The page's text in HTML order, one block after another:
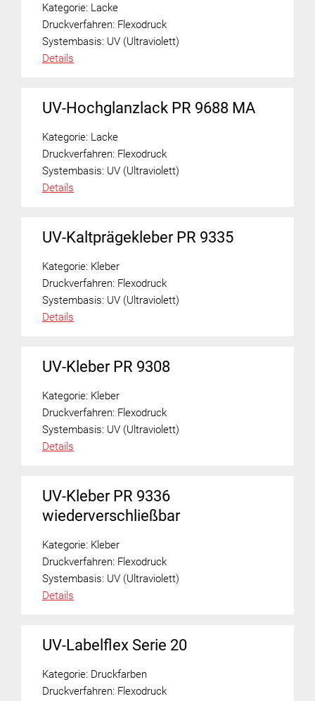
Kategorie: Lacke
Druckverfahren: Flexodruck
Systembasis: UV (Ultraviolett)
Details
UV-Hochglanzlack PR 9688 MA
Kategorie: Lacke
Druckverfahren: Flexodruck
Systembasis: UV (Ultraviolett)
Details
UV-Kaltprägekleber PR 9335
Kategorie: Kleber
Druckverfahren: Flexodruck
Systembasis: UV (Ultraviolett)
Details
UV-Kleber PR 9308
Kategorie: Kleber
Druckverfahren: Flexodruck
Systembasis: UV (Ultraviolett)
Details
UV-Kleber PR 9336
wiederverschließbar
Kategorie: Kleber
Druckverfahren: Flexodruck
Systembasis: UV (Ultraviolett)
Details
UV-Labelflex Serie 20
Kategorie: Druckfarben
Druckverfahren: Flexodruck